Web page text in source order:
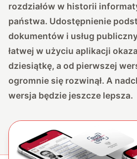
rozdziałów w historii
państwa. Udostępnienie
dokumentów i usług
łatwej w użyciu aplikacji
dziesiątkę, a od pierwszej
ogromnie się rozwinął. A
wersja będzie jeszcze lepsza.